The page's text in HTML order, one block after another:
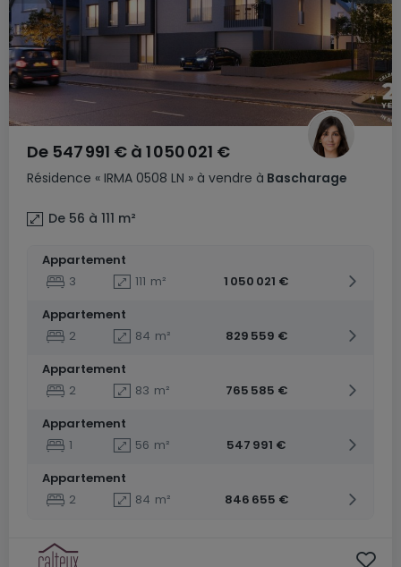
Résidence « IRMA 0508 LN » à vendre à Bascharage
De 547 991 € à 1 050 021 €
De 56 à 111 m²
Appartement
3
111 m²
1 050 021 €
Appartement
2
84 m²
829 559 €
Appartement
2
83 m²
765 585 €
Appartement
1
56 m²
547 991 €
Appartement
2
84 m² 846 655 €